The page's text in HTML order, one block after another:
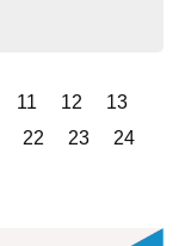
11 12
13
22 23
24